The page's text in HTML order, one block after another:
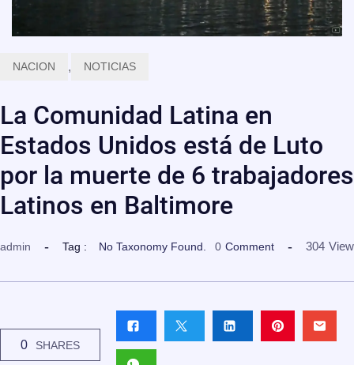
NACION , NOTICIAS
La Comunidad Latina en
Estados Unidos está de Luto
por la muerte de 6 trabajadores
Latinos en Baltimore
admin Tag : No Taxonomy Found. 0 Comment 304 View
0 SHARES